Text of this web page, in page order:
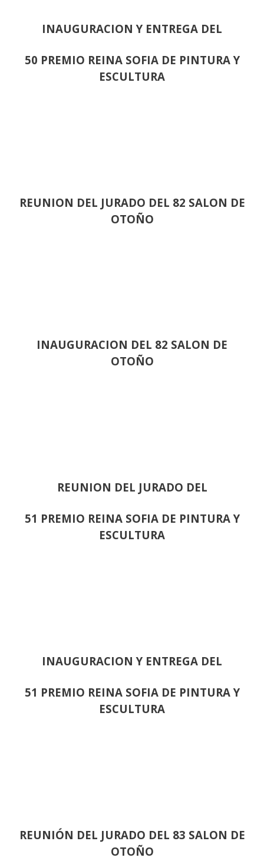
INAUGURACION Y ENTREGA DEL
50 PREMIO REINA SOFIA DE PINTURA Y
ESCULTURA
REUNION DEL JURADO DEL 82 SALON DE
OTOÑO
INAUGURACION DEL 82 SALON DE
OTOÑO
REUNION DEL JURADO DEL
51 PREMIO REINA SOFIA DE PINTURA Y
ESCULTURA
INAUGURACION Y ENTREGA DEL
51 PREMIO REINA SOFIA DE PINTURA Y
ESCULTURA
REUNIÓN DEL JURADO DEL 83 SALON DE
OTOÑO